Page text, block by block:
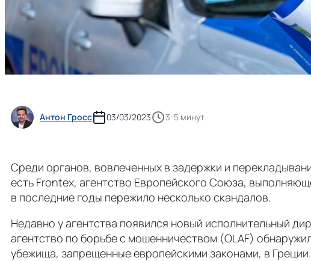
Антон Гросс 03/03/2023 3-5 минут
Среди органов, вовлеченных в задержки и
есть Frontex, агентство Европейского Союза,
в последние годы пережило несколько скандалов.
Недавно у агентства появился новый исполнительный
агентство по борьбе с мошенничеством (OLAF)
убежища, запрещенные европейскими законами, в Греции.